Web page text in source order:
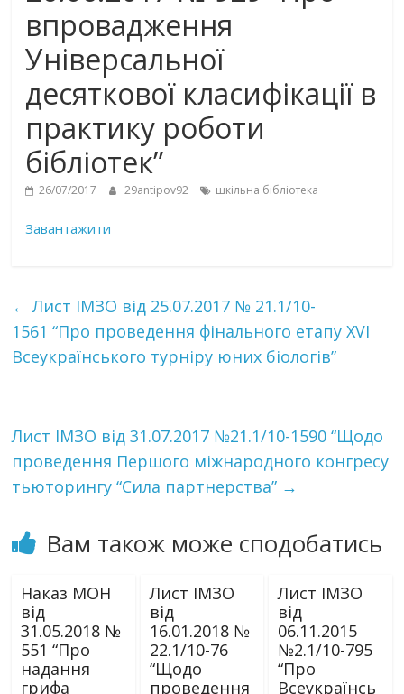
впровадження
Універсальної
десяткової класифікації в
практику роботи
бібліотек”
26/07/2017 29antipov92 шкільна бібліотека
Завантажити
← Лист ІМЗО від 25.07.2017 № 21.1/10-
1561 “Про проведення фінального етапу XVІ
Всеукраїнського турніру юних біологів”
Лист ІМЗО від 31.07.2017 №21.1/10-1590 “Щодо
проведення Першого міжнародного конгресу
тьюторингу “Сила партнерства” →
Вам також може сподобатись
Наказ МОН
від
31.05.2018 №
551 “Про
надання
грифа
Лист ІМЗО
від
16.01.2018 №
22.1/10-76
“Щодо
проведення
Лист ІМЗО
від
06.11.2015
№2.1/10-795
“Про
Всеукраїнсь